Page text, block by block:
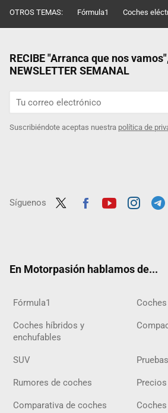
OTROS TEMAS: Fórmula1 Coches
RECIBE "Arranca que nos
NEWSLETTER SEMANAL
Suscribiéndote aceptas nuestra política de
Síguenos
En Motorpasión hablamos de...
Fórmula1
Coches híbridos y
enchufables
SUV
Rumores de coches
Comparativa de coches